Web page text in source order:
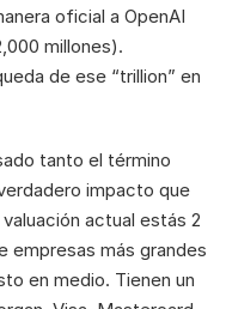
oficial a OpenAI
millones).
de ese “trillion” en
tanto el término
impacto que
actual estás 2
empresas más grandes
en medio. Tienen un